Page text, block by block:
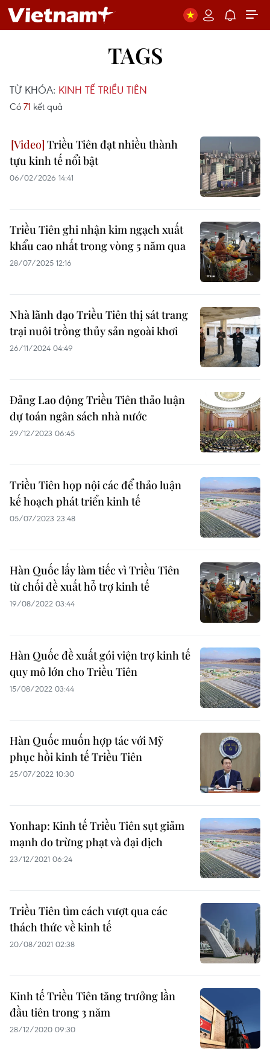
TAGS
TỪ KHÓA: KINH TẾ TRIỀU TIÊN
Có 71 kết quả
Triều Tiên đạt nhiều thành
tựu kinh tế nổi bật
06/02/2026 14:41
Triều Tiên ghi nhận kim ngạch xuất
khẩu cao nhất trong vòng 5 năm qua
28/07/2025 12:16
Nhà lãnh đạo Triều Tiên thị sát trang
trại nuôi trồng thủy sản ngoài khơi
26/11/2024 04:49
Đảng Lao động Triều Tiên thảo luận
dự toán ngân sách nhà nước
29/12/2023 06:45
Triều Tiên họp nội các để thảo luận
kế hoạch phát triển kinh tế
05/07/2023 23:48
Hàn Quốc lấy làm tiếc vì Triều Tiên
từ chối đề xuất hỗ trợ kinh tế
19/08/2022 03:44
Hàn Quốc đề xuất gói viện trợ kinh tế
quy mô lớn cho Triều Tiên
15/08/2022 03:44
Hàn Quốc muốn hợp tác với Mỹ
phục hồi kinh tế Triều Tiên
25/07/2022 10:30
Yonhap: Kinh tế Triều Tiên sụt giảm
mạnh do trừng phạt và đại dịch
23/12/2021 06:24
Triều Tiên tìm cách vượt qua các
thách thức về kinh tế
20/08/2021 02:38
Kinh tế Triều Tiên tăng trưởng lần
đầu tiên trong 3 năm
28/12/2020 09:30